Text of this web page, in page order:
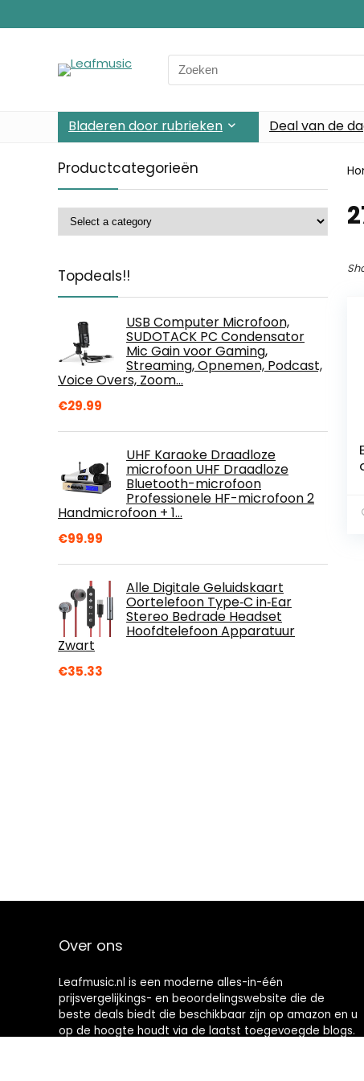
Search
for:
Bladeren door rubrieken Deal van de
Productcategorieën
Topdeals!!
USB Computer Microfoon,
SUDOTACK PC Condensator
Mic Gain voor Gaming,
Streaming, Opnemen, Podcast,
Voice Overs, Zoom…
€29.99
UHF Karaoke Draadloze
microfoon UHF Draadloze
Bluetooth-microfoon
Professionele HF-microfoon 2
Handmicrofoon + 1…
€99.99
Alle Digitale Geluidskaart
Oortelefoon Type‑C in‑Ear
Stereo Bedrade Headset
Hoofdtelefoon Apparatuur
Zwart
€35.33
Over ons
Leafmusic.nl is een moderne alles-in-één
prijsvergelijkings- en beoordelingswebsite die de
beste deals biedt die beschikbaar zijn op amazon en u
op de hoogte houdt via de laatst toegevoegde blogs.